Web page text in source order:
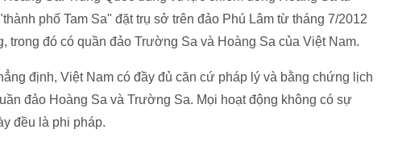
phố Tam Sa" đặt trụ sở trên đảo Phú Lâm từ tháng 7/2012
trong đó có quần đảo Trường Sa và Hoàng Sa của Việt Nam.
định, Việt Nam có đầy đủ căn cứ pháp lý và bằng chứng lịch
đảo Hoàng Sa và Trường Sa. Mọi hoạt động không có sự
đều là phi pháp.